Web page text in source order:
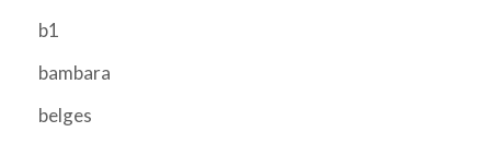
b1
bambara
belges